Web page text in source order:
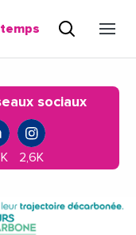
sociaux
2,6K